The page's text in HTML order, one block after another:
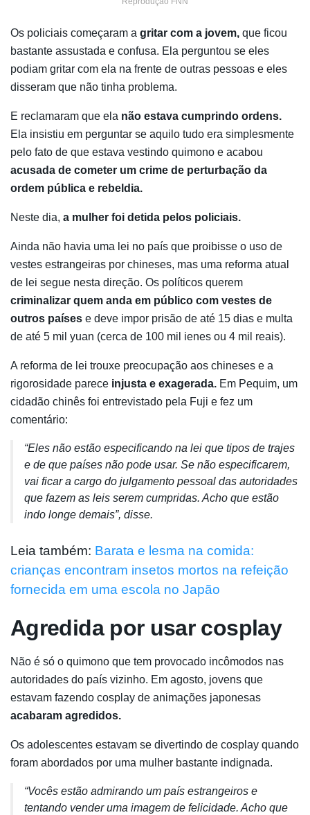
Os policiais começaram a gritar com a jovem, que ficou
bastante assustada e confusa. Ela perguntou se eles
podiam gritar com ela na frente de outras pessoas e eles
disseram que não tinha problema.
E reclamaram que ela não estava cumprindo ordens.
Ela insistiu em perguntar se aquilo tudo era simplesmente
pelo fato de que estava vestindo quimono e acabou
acusada de cometer um crime de perturbação da
ordem pública e rebeldia.
Neste dia, a mulher foi detida pelos policiais.
Ainda não havia uma lei no país que proibisse o uso de
vestes estrangeiras por chineses, mas uma reforma atual
de lei segue nesta direção. Os políticos querem
criminalizar quem anda em público com vestes de
outros países e deve impor prisão de até 15 dias e multa
de até 5 mil yuan (cerca de 100 mil ienes ou 4 mil reais).
A reforma de lei trouxe preocupação aos chineses e a
rigorosidade parece injusta e exagerada. Em Pequim, um
cidadão chinês foi entrevistado pela Fuji e fez um
comentário:
“Eles não estão especificando na lei que tipos de trajes
e de que países não pode usar. Se não especificarem,
vai ficar a cargo do julgamento pessoal das autoridades
que fazem as leis serem cumpridas. Acho que estão
indo longe demais”, disse.
Leia também: Barata e lesma na comida:
crianças encontram insetos mortos na refeição
fornecida em uma escola no Japão
Agredida por usar cosplay
Não é só o quimono que tem provocado incômodos nas
autoridades do país vizinho. Em agosto, jovens que
estavam fazendo cosplay de animações japonesas
acabaram agredidos.
Os adolescentes estavam se divertindo de cosplay quando
foram abordados por uma mulher bastante indignada.
“Vocês estão admirando um país estrangeiros e
tentando vender uma imagem de felicidade. Acho que